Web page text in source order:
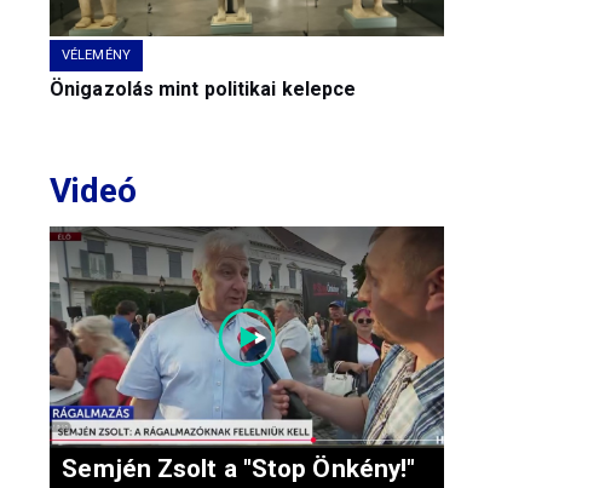
VÉLEMÉNY
Önigazolás mint politikai kelepce
Videó
Semjén Zsolt a "Stop Önkény!"